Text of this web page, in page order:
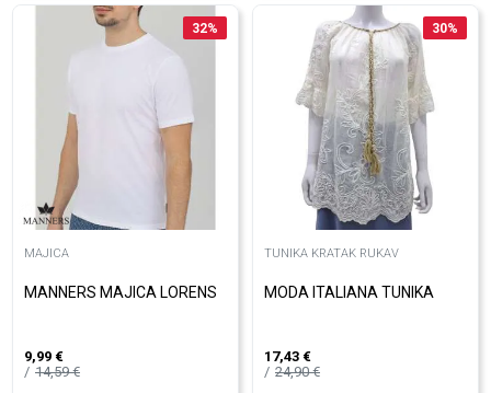
32%
MAJICA
MANNERS MAJICA LORENS
9,99 €
14,59€
30%
TUNIKA KRATAK RUKAV
MODA ITALIANA TUNIKA
17,43 €
24,90€